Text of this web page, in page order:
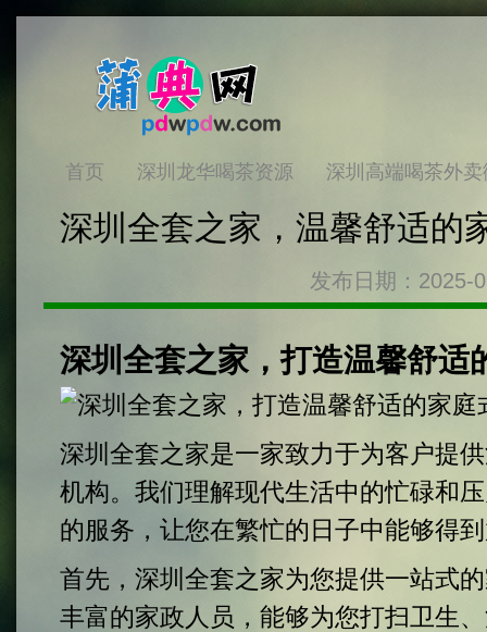
首页 深圳龙华喝茶资源 深圳高端喝茶外卖
深圳全套之家，温馨舒适的
发布日期：
深圳全套之家，打造温馨舒适
深圳全套之家是一家致力于为客户提
机构。我们理解现代生活中的忙碌和
的服务，让您在繁忙的日子中能够得
首先，深圳全套之家为您提供一站式
丰富的家政人员，能够为您打扫卫生